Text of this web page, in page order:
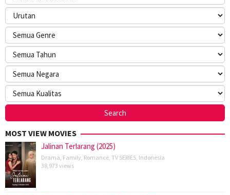
MOST VIEW MOVIES
Jalinan Terlarang (2025)
Drama Family Romance TV SERIES Indonesia
38,973 views